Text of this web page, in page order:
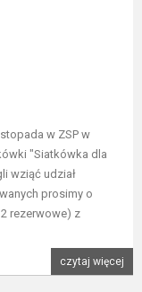
w ZSP w
"Siatkówka dla
wziąć udział
prosimy o
rezerwowe) z
czytaj więcej